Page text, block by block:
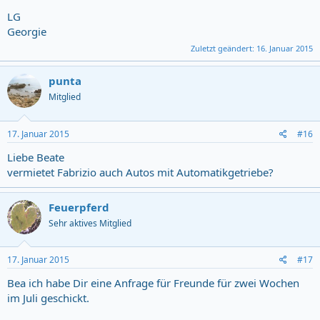
LG
Georgie
Zuletzt geändert: 16. Januar 2015
punta
Mitglied
17. Januar 2015 #16
Liebe Beate
vermietet Fabrizio auch Autos mit Automatikgetriebe?
Feuerpferd
Sehr aktives Mitglied
17. Januar 2015 #17
Bea ich habe Dir eine Anfrage für Freunde für zwei Wochen
im Juli geschickt.